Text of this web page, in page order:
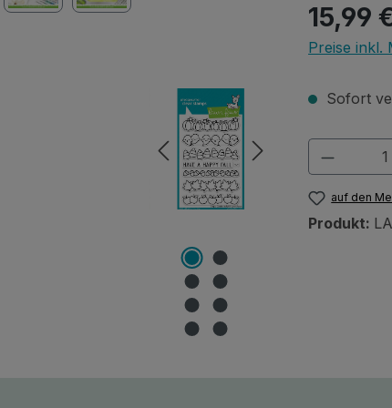
Regulärer
15,99
Preise inkl.
Sofort
auf den
Produkt: